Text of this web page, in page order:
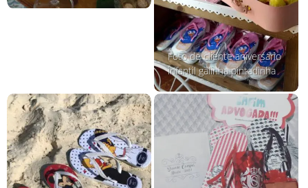
Foto de cliente aniversario
infantil galinha pintadinha